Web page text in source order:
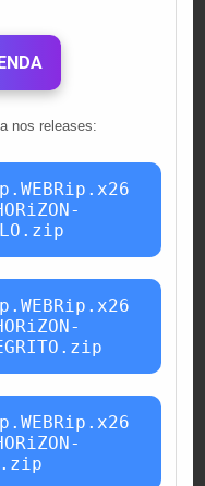
nos releases: